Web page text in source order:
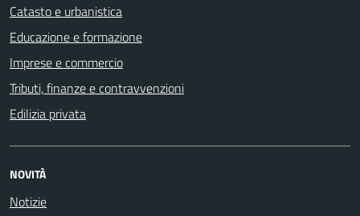
Catasto e urbanistica
Educazione e formazione
Imprese e commercio
Tributi, finanze e contravvenzioni
Edilizia privata
NOVITÀ
Notizie